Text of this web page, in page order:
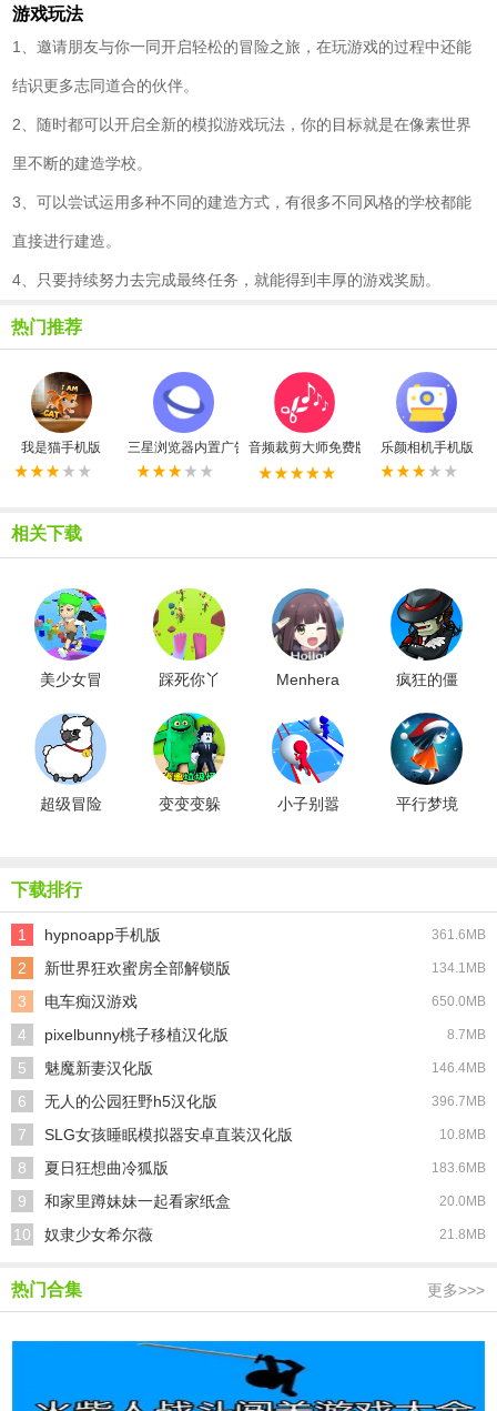
游戏玩法
1、邀请朋友与你一同开启轻松的冒险之旅，在玩游戏的过程中还能
结识更多志同道合的伙伴。
2、随时都可以开启全新的模拟游戏玩法，你的目标就是在像素世界
里不断的建造学校。
3、可以尝试运用多种不同的建造方式，有很多不同风格的学校都能
直接进行建造。
4、只要持续努力去完成最终任务，就能得到丰厚的游戏奖励。
热门推荐
我是猫手机版 三星浏览器内置广告拦截器最新版
音频裁剪大师免费版 乐颜相机手机版
相关下载
美少女冒
踩死你丫
Menhera
身边
疯狂的僵
超级冒险
变变变躲
小子别嚣
平行梦境
下载排行
1 hypnoapp手机版 361.6MB
2 新世界狂欢蜜房全部解锁版 134.1MB
3 电车痴汉游戏 650.0MB
4 pixelbunny桃子移植汉化版 8.7MB
5 魅魔新妻汉化版 146.4MB
6 无人的公园狂野h5汉化版 396.7MB
7 SLG女孩睡眠模拟器安卓直装汉化版 10.8MB
8 夏日狂想曲冷狐版 183.6MB
9 和家里蹲妹妹一起看家纸盒 20.0MB
10 奴隶少女希尔薇 21.8MB
热门合集 更多>>>